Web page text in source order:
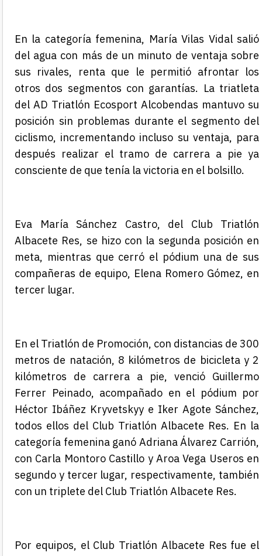
En la categoría femenina, María Vilas Vidal salió
del agua con más de un minuto de ventaja sobre
sus rivales, renta que le permitió afrontar los
otros dos segmentos con garantías. La triatleta
del AD Triatlón Ecosport Alcobendas mantuvo su
posición sin problemas durante el segmento del
ciclismo, incrementando incluso su ventaja, para
después realizar el tramo de carrera a pie ya
consciente de que tenía la victoria en el bolsillo.
Eva María Sánchez Castro, del Club Triatlón
Albacete Res, se hizo con la segunda posición en
meta, mientras que cerró el pódium una de sus
compañeras de equipo, Elena Romero Gómez, en
tercer lugar.
En el Triatlón de Promoción, con distancias de 300
metros de natación, 8 kilómetros de bicicleta y 2
kilómetros de carrera a pie, venció Guillermo
Ferrer Peinado, acompañado en el pódium por
Héctor Ibáñez Kryvetskyy e Iker Agote Sánchez,
todos ellos del Club Triatlón Albacete Res. En la
categoría femenina ganó Adriana Álvarez Carrión,
con Carla Montoro Castillo y AroaVega Useros en
segundo y tercer lugar, respectivamente, también
con un triplete del Club Triatlón Albacete Res.
Por equipos, el Club Triatlón Albacete Res fue el